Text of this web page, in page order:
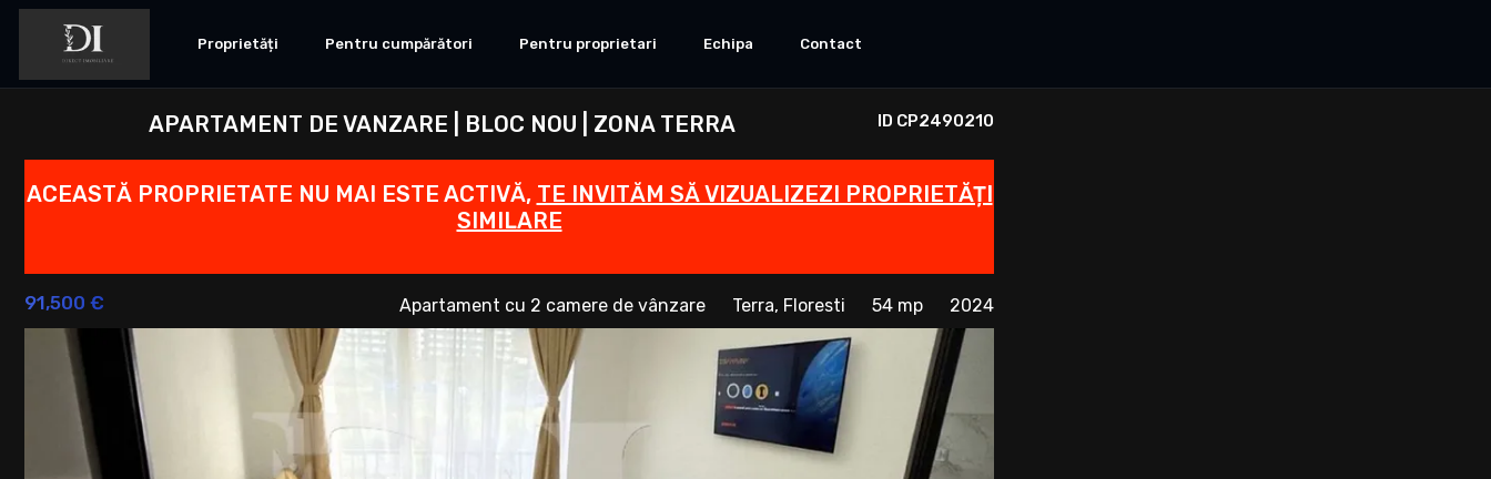
Proprietăți Pentru cumpărători Pentru proprietari Echipa Contact
ID CP2490210
APARTAMENT DE VANZARE | BLOC NOU | ZONA TERRA
ACEASTĂ PROPRIETATE NU MAI ESTE ACTIVĂ, TE INVITĂM SĂ VIZUALIZEZI PROPRIETĂȚI
SIMILARE
91,500 € Apartament cu 2 camere de vânzare Terra, Floresti 54 mp 2024